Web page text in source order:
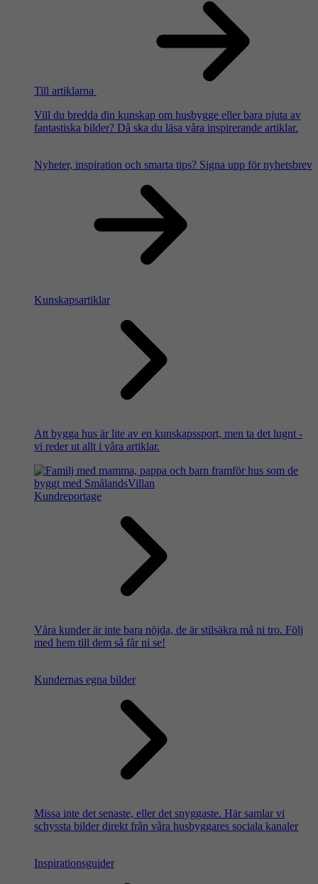
Till artiklarna
Vill du bredda din kunskap om husbygge eller bara njuta av
fantastiska bilder? Då ska du läsa våra inspirerande artiklar.
Nyheter, inspiration och smarta tips? Signa upp för nyhetsbrev
Kunskapsartiklar
Att bygga hus är lite av en kunskapssport, men ta det lugnt -
vi reder ut allt i våra artiklar.
Kundreportage
Våra kunder är inte bara nöjda, de är stilsäkra må ni tro. Följ
med hem till dem så får ni se!
Kundernas egna bilder
Missa inte det senaste, eller det snyggaste. Här samlar vi
schyssta bilder direkt från våra husbyggares sociala kanaler
Inspirationsguider